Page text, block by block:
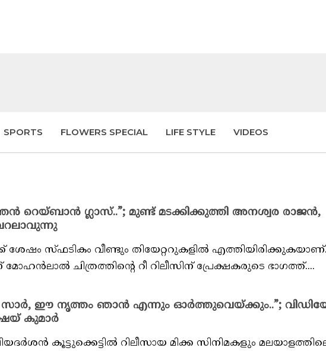
SPORTS FLOWERS SPECIAL LIFE STYLE VIDEOS
റെയ്ബാൻ ഗ്ലാസ്‌..”; മുണ്ട് മടക്കിക്കുത്തി അനശ്വര രാജൻ,
സ്‌ഫടികം വീണ്ടും തിയേറ്ററുകളിൽ എത്തിയിരിക്കുകയാണ്.
ചിത്രത്തിന്റെ റീ റിലീസിന് പ്രേക്ഷകരുടെ ഭാഗത്ത്....
ഈ നൃത്തം ഞാൻ എന്നും ഓർത്തുവെയ്ക്കും..”;
കുമാർ
കൂട്ടുക്കെട്ടിൽ റിലീസായ മിക്ക സിനിമകളും